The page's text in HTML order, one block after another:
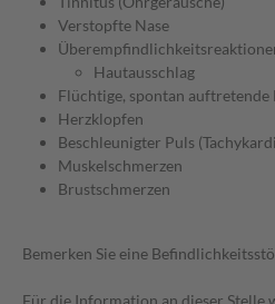
Verstopfte Nase
Hautausschlag
Flüchtige, spontan
Herzklopfen
Beschleunigter Puls
Muskelschmerzen
Brustschmerzen
Bemerken Sie eine
Für die Information an dieser Stelle